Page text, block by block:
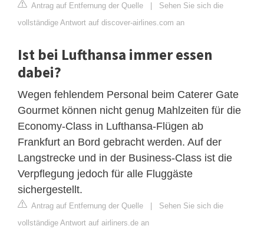
Antrag auf Entfernung der Quelle | Sehen Sie sich die
vollständige Antwort auf discover-airlines.com an
Ist bei Lufthansa immer essen
dabei?
Wegen fehlendem Personal beim Caterer Gate
Gourmet können nicht genug Mahlzeiten für die
Economy-Class in Lufthansa-Flügen ab
Frankfurt an Bord gebracht werden. Auf der
Langstrecke und in der Business-Class ist die
Verpflegung jedoch für alle Fluggäste
sichergestellt.
Antrag auf Entfernung der Quelle | Sehen Sie sich die
vollständige Antwort auf airliners.de an